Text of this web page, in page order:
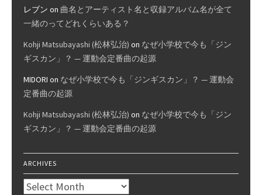
レブン on 曲名とアーティスト名と収録アルバム名が全て
一緒のってどれくらいある？
Kohji Matsubayashi (松林弘治) on なぜ小学校で今も「ジン
ギスカン」？ — 運動会定番曲の起源
MIDORI on なぜ小学校で今も「ジンギスカン」？ — 運動会
定番曲の起源
Kohji Matsubayashi (松林弘治) on なぜ小学校で今も「ジン
ギスカン」？ — 運動会定番曲の起源
ARCHIVES
Archives